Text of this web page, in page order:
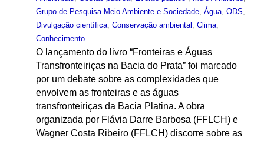
Grupo de Pesquisa Meio Ambiente e Sociedade, Água, ODS,
Divulgação científica, Conservação ambiental , Clima,
Conhecimento
O lançamento do livro “Fronteiras e Águas
Transfronteiriças na Bacia do Prata” foi marcado
por um debate sobre as complexidades que
envolvem as fronteiras e as águas
transfronteiriças da Bacia Platina. A obra
organizada por Flávia Darre Barbosa (FFLCH) e
Wagner Costa Ribeiro (FFLCH) discorre sobre as